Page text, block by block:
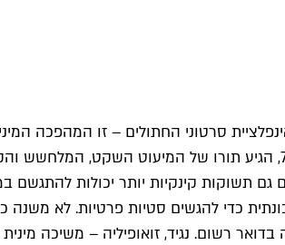
סרטוני החתולים – זו המהפכה
תשוקות קינקיות יותר יכולות להתגשם
כדי להגשים סטיות פרטיות. לא משנה
רשום. נגיד, זואופיליה – משיכה